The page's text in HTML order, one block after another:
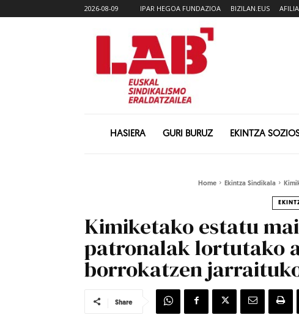
2026-08-09 IPAR HEGOA FUNDAZIOA BIZILAN.EUS
HASIERA GURI BURUZ EKINTZA
Home Ekintza Sindikala
Kimiketako estatu
patronalak lortutako
borrokatzen
Share